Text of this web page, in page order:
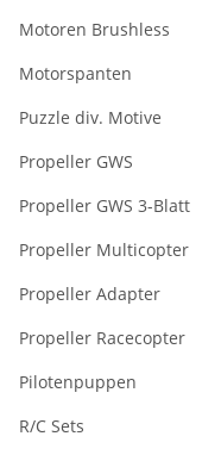
Motoren Brushless
Motorspanten
Puzzle div. Motive
Propeller GWS
Propeller GWS 3-Blatt
Propeller Multicopter
Propeller Adapter
Propeller Racecopter
Pilotenpuppen
R/C Sets